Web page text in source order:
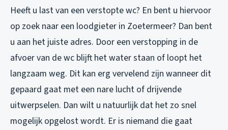
Heeft u last van een verstopte wc? En bent u hiervoor
op zoek naar een loodgieter in Zoetermeer? Dan bent
u aan het juiste adres. Door een verstopping in de
afvoer van de wc blijft het water staan of loopt het
langzaam weg. Dit kan erg vervelend zijn wanneer dit
gepaard gaat met een nare lucht of drijvende
uitwerpselen. Dan wilt u natuurlijk dat het zo snel
mogelijk opgelost wordt. Er is niemand die gaat